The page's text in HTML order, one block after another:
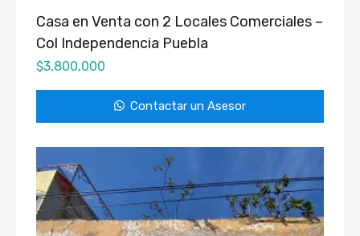
Casa en Venta con 2 Locales Comerciales –
Col Independencia Puebla
$3,800,000
Contactar un Asesor